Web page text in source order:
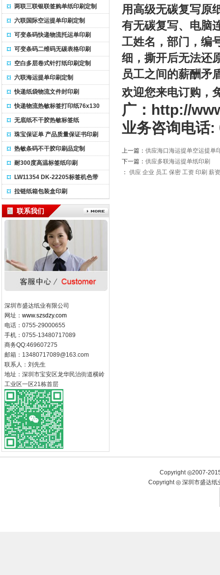
用高级无碳复写原
有无碳复写、电脑
工姓名，部门，编
细，撕开后无法还
员工之间的薪酬矛
欢迎您来电订购，
广： http://
业务咨询电话:
上一篇： 供应海口海运提单空运提单
下一篇： 供应多联海运提单纸印刷
： 供应 企业 员工 保密 工资 印刷 薪资
两联三联银联签购单纸印刷定制
六联国际空运提单印刷定制
可变条码快递物流托运单印刷
可变条码二维码无碳表格印刷
空白多层卷式针打纸印刷定制
六联海运提单印刷定制
快递纸袋物流文件封印刷
快递物流热敏标签打印纸76x130
无底纸不干胶热敏标签纸
珠宝保证单 产品质量保证书印刷
热敏条码不干胶印刷品定制
耐300度高温标签纸印刷
LW11354 DK-22205标签机色带
拉链纸箱包装盒印刷
联系我们
深圳市盛达纸业有限公司
网址： www.szsdzy.com
电话：0755-29000655
手机：0755-13480717089
商务QQ:469607275
邮箱： 13480717089@163.com
联系人：刘先生
地址：深圳市宝安区龙华民治街道横岭
工业区一区21栋首层
Copyright ◎2007-
Copyright ◎ 深圳市盛达纸